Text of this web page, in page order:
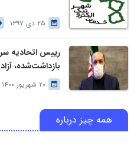
25 دی 1397
رییس اتحادیه
بازداشت‌شده،
20 شهریور 1400
همه چیز درباره